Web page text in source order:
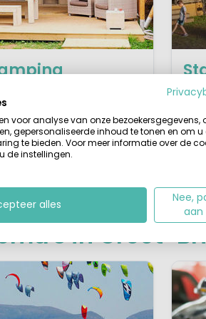
of glamping-
Bekijk campings
in Groot-
voor analyse van onze bezoekersgegevens,
gepersonaliseerde inhoud te tonen en om u
te bieden. Voor meer informatie over de
de instellingen.
alles
Nee,
aan